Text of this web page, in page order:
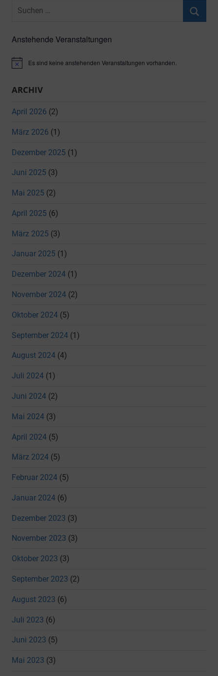
Suchen
Anstehende Veranstaltungen
HinweisEs sind keine anstehenden Veranstaltungen vorhanden.
ARCHIV
April 2026 (2)
März 2026 (1)
Dezember 2025 (1)
Juni 2025 (3)
Mai 2025 (2)
April 2025 (6)
März 2025 (3)
Januar 2025 (1)
Dezember 2024 (1)
November 2024 (2)
Oktober 2024 (5)
September 2024 (1)
August 2024 (4)
Juli 2024 (1)
Juni 2024 (2)
Mai 2024 (3)
April 2024 (5)
März 2024 (5)
Februar 2024 (5)
Januar 2024 (6)
Dezember 2023 (3)
November 2023 (3)
Oktober 2023 (3)
September 2023 (2)
August 2023 (6)
Juli 2023 (6)
Juni 2023 (5)
Mai 2023 (3)